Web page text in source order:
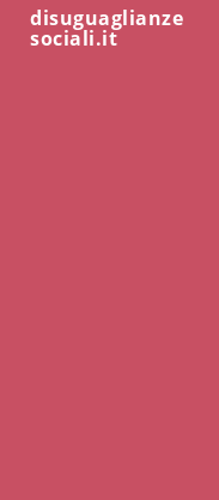
disuguaglianze
sociali.it